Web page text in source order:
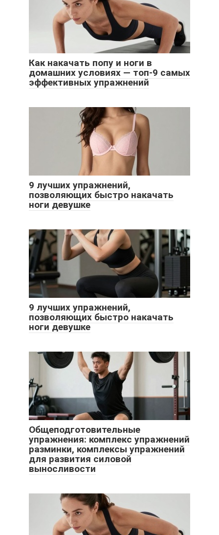
Как накачать попу и ноги в
домашних условиях — топ-9 самых
эффективных упражнений
9 лучших упражнений,
позволяющих быстро накачать
ноги девушке
9 лучших упражнений,
позволяющих быстро накачать
ноги девушке
Общеподготовительные
упражнения: комплекс упражнений
разминки, комплексы упражнений
для развития силовой
выносливости